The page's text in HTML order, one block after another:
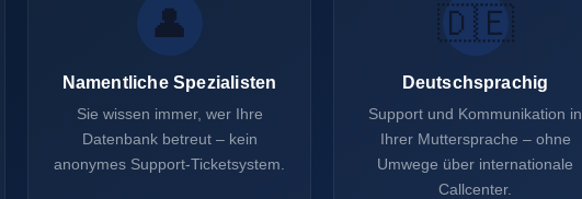
👤
Namentliche Spezialisten
Sie wissen immer, wer Ihre
Datenbank betreut – kein
anonymes Support-Ticketsystem.
🇩🇪
Deutschsprachig
Support und Kommunikation in
Ihrer Muttersprache – ohne
Umwege über internationale
Callcenter.